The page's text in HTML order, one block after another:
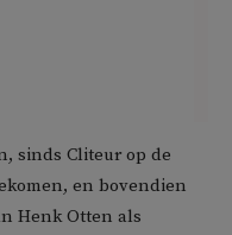
sinds Cliteur op de
en bovendien
Henk Otten als